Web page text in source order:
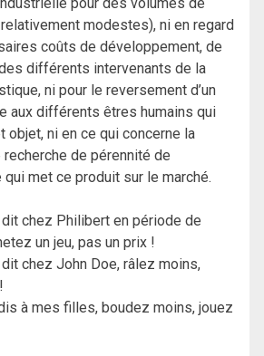
modestes), ni en regard
coûts de développement, de
différents intervenants de la
ni pour le reversement d’un
aux différents êtres humains qui
objet, ni en ce qui concerne la
de pérennité de
qui met ce produit sur le marché.
chez Philibert en période de
un jeu, pas un prix !
chez John Doe, râlez moins,
à mes filles, boudez moins, jouez